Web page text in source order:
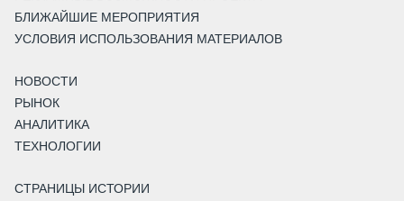
БЛИЖАЙШИЕ МЕРОПРИЯТИЯ
УСЛОВИЯ ИСПОЛЬЗОВАНИЯ МАТЕРИАЛОВ
НОВОСТИ
РЫНОК
АНАЛИТИКА
ТЕХНОЛОГИИ
СТРАНИЦЫ ИСТОРИИ